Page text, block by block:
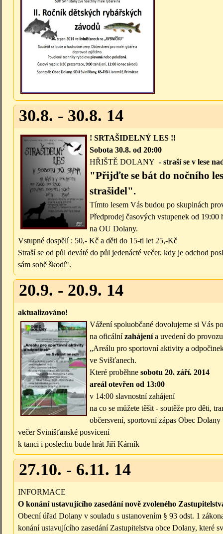
30.8. - 30.8. 14
! SRTAŠIDELNÝ LES !!
Sobota 30.8. od 20:00
HŘIŠTĚ DOLANY - straší se v lese
"Přijďte se bát do nočního
strašidel".
Tímto lesem Vás budou po skupinách
Předprodej časových vstupenek od 19:00
na OU Dolany.
Vstupné dospělí : 50,- Kč a děti do 15-ti let 25,-Kč
Straší se od půl deváté do půl jedenácté večer, kdy je odchod
sám sobě škodí".
20.9. - 20.9. 14
aktualizováno!
Vážení spoluobčané dovolujeme si Vás
na oficálnízahájenía uvedení do provozu
„Areálu pro sportovní aktivity a
ve Svišťanech.
Které proběhne sobotu 20. září. 2014
areál otevřen od 13:00
v 14:00 slavnostní zahájení
na co se můžete těšit - soutěže pro děti,
občersvení, sportovní zápas Obec
večer Svinišťanské posvícení
k tanci i poslechu bude hrát Jiří Kárník
27.10. - 6.11. 14
INFORMACE
O konání ustavujícího zasedání nově zvoleného
Obecní úřad Dolany v souladu s ustanovením § 93 odst. 1
konání ustavujícího zasedání Zastupitelstva obce Dolany, které